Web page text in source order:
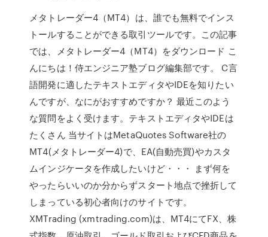
メタトレーダー4（MT4）は、誰でも無料でインス
トールすることができる取引ツールです。この記事
では、メタトレーダー4（MT4）をダウンロード こ
んにちは！侍エンジニア塾ブログ編集部です。 C言
語開発に適したテキストエディタやIDEを知りたい
んですが、なにがおすすめですか？ 最近このよう
な質問をよく受けます。テキストエディタやIDEは
たくさん 当サイトはMetaQuotes Software社の
MT4(メタトレーダー4)で、EA(自動売買)やカスタ
ムインジケータを作成したいけど・・・ まず何を
やったらいいのか分からずスタート地点で挫折して
しまっている初心者向けのサイトです。
XMTrading (xmtrading.com)は、MT4にてFX、株